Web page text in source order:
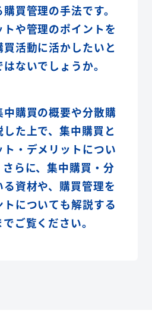
買管理の手法です。
や管理のポイントを
活動に活かしたいと
ないでしょうか。
購買の概要や分散購
た上で、集中購買と
・デメリットについ
らに、集中購買・分
資材や、購買管理を
についても解説する
ご覧ください。